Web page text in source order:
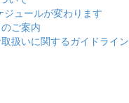
ュールが変わります
ご案内
扱いに関するガイドライン